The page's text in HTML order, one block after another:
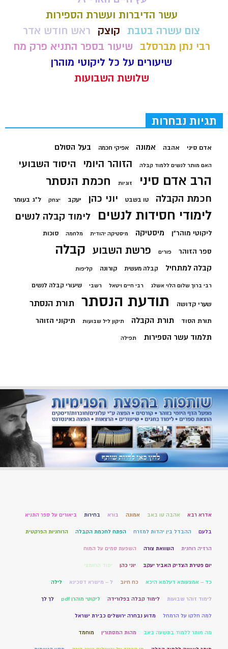
עשר הדיברות ועשרת הספירות
צום עשרה בטבת קוצק
ראש חודש אדר
רבי נתן מברסלב
שיעור בספר התניא פרק מח
שיעורים על כל ליקוטי מוהרן
שלושת השבועות
תגיות נבחרות
אדם סיני אהבה אמונה אפיקי חכמה בעל הסולם
האם מותר לנשים ללמוד קבלה הזוהר היומי היסוד השבועי
הרב אדם סיני זוגיות חכמת הנסתר
חכמת הקבלה טו בשבט יוני כהן יעקב יצחק ל"ג בעומר
לימודי חסידות לנשים לימוד קבלה לנשים
ליקוטי מוהר"ן מיסטיקה מיסטיקה יהודית מלחמה סוכות
ספר הזוהר פורים פרשת השבוע קבלה
קבלה למתחיל קבלה מעשית קורונה קליפות
רבי ברוך שלום הלוי אשלג רבי חיים ויטאל רשבי שיעורי קבלה לנשים
שערי קדושה תודעת הנסתר תורת הנסתר
תורת הסוד תורת הקבלה תיקון ליל שבועות תיקוני הזוהר
תלמוד עשר הספירות תפילה
אדרא רבא אהבה טו באב אמונה בורא בחירות ביאורים על ספר התניא
בלעם ההבדל בין יהדות למזרח הפתח לחכמת הקבלה הרוחניות הפרקטית
הרזיה רוחנית השוואת צורה השפעת סמים על המוח
יום פטירת הצדיק האביר יעקב יוני כהן יסוד החומצי
כד – אמצעותא דעלמא היכא כח חיוב ל – מישרא דסכינא לילה
לימוד זוהר שבועות לימוד קבלה בפלורידה ליקוטי מוהרן pdf לך לך
למה חלקו על הרמחל מדוע נבחרה ירושלים כבירת ישראל
מה מותר ללמוד בתשעה באב מהות המסתורין מוחמד